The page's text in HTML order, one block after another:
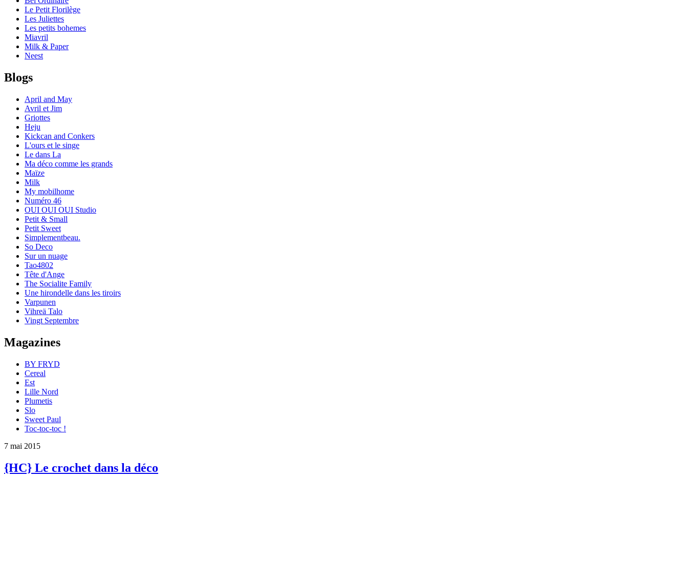
Le Petit Florilège
Les Juliettes
Les petits bohemes
Miavril
Milk & Paper
Neest
Blogs
April and May
Avril et Jim
Griottes
Heju
Kickcan and Conkers
L'ours et le singe
Le dans La
Ma déco comme les grands
Maïze
Milk
My mobilhome
Numéro 46
OUI OUI OUI Studio
Petit & Small
Petit Sweet
Simplementbeau.
So Deco
Sur un nuage
Tao4802
Tête d'Ange
The Socialite Family
Une hirondelle dans les tiroirs
Varpunen
Vihreä Talo
Vingt Septembre
Magazines
BY FRYD
Cereal
Est
Lille Nord
Plumetis
Slo
Sweet Paul
Toc-toc-toc !
7 mai 2015
{HC} Le crochet dans la déco